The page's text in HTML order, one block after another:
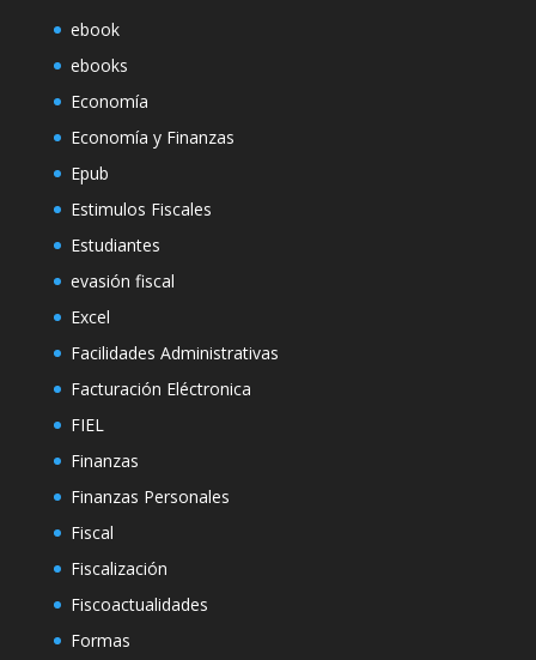
ebook
ebooks
Economía
Economía y Finanzas
Epub
Estimulos Fiscales
Estudiantes
evasión fiscal
Excel
Facilidades Administrativas
Facturación Eléctronica
FIEL
Finanzas
Finanzas Personales
Fiscal
Fiscalización
Fiscoactualidades
Formas